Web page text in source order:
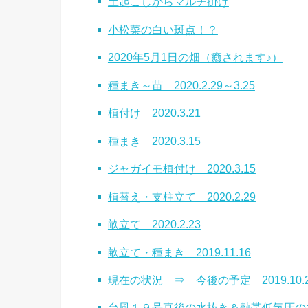
小松菜の白い斑点！？
2020年5月1日の畑（癒されます♪）
種まき～苗 2020.2.29～3.25
植付け 2020.3.21
種まき 2020.3.15
ジャガイモ植付け 2020.3.15
植替え・支柱立て 2020.2.29
畝立て 2020.2.23
畝立て・種まき 2019.11.16
現在の状況 ⇒ 今後の予定